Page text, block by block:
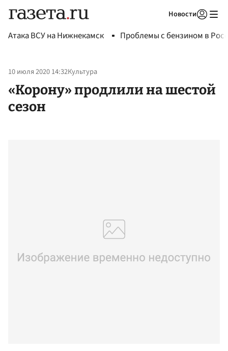
Новости
Атака ВСУ на Нижнекамск Проблемы с бензином в
10 июля 2020 14:32Культура
«Корону» продлили на шестой
сезон